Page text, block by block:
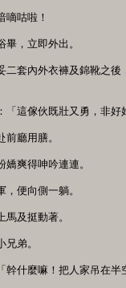
咕啦！
，立即外出。
套內外衣褲及錦靴之後
這傢伙既壯又勇，非好
廳用膳。
爽得呻吟連連。
便向側一躺。
及挺動著。
弟。
什麼嘛！把人家吊在半